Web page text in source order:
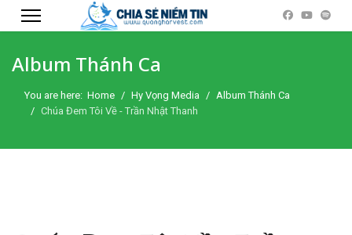
Album Thánh Ca
You are here: Home Hy Vọng Media
Album Thánh Ca
Chúa Đem Tôi Về - Trần Nhật Thanh